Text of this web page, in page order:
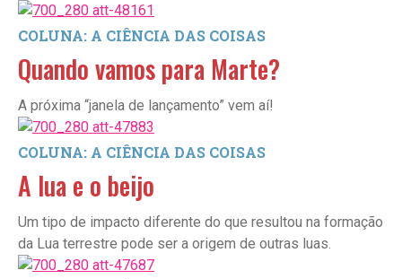
COLUNA: A CIÊNCIA DAS COISAS
Quando vamos para Marte?
A próxima “janela de lançamento” vem aí!
COLUNA: A CIÊNCIA DAS COISAS
A lua e o beijo
Um tipo de impacto diferente do que resultou na formação
da Lua terrestre pode ser a origem de outras luas.